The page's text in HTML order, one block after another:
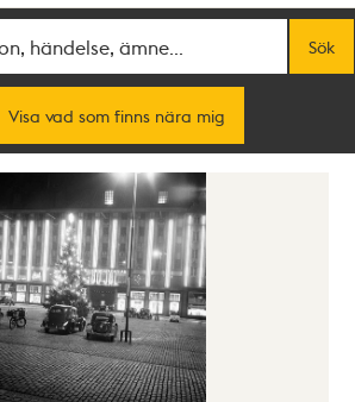
Sök
Visa vad som finns nära mig